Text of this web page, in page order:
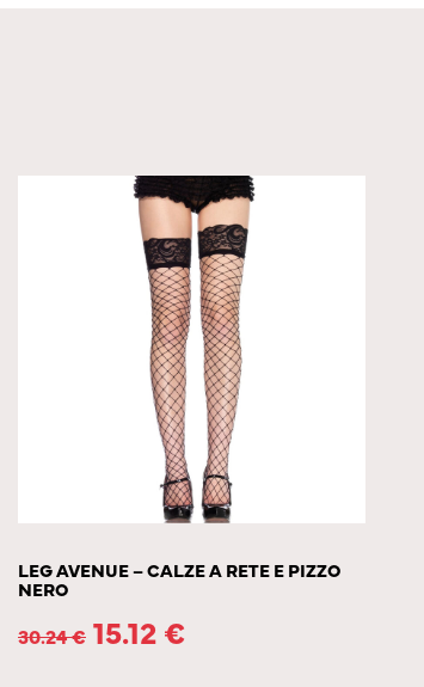
LEG AVENUE – CALZE A RETE E PIZZO
NERO
30.24€ 15.12 €